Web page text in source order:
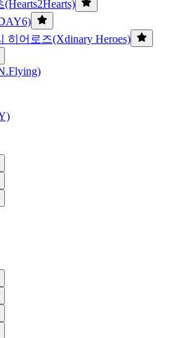
히어로즈(Xdinary Heroes)